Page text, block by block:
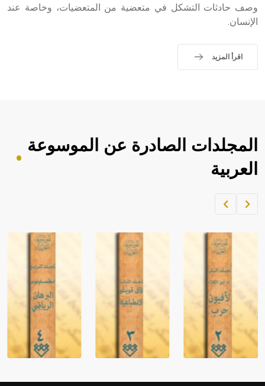
وصف حادثات التشكل في متعضية من المتعضيات، وخاصة عند
الإنسان.
اقرأ المزيد
المجلدات الصادرة عن الموسوعة
العربية